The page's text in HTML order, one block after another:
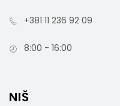
+381 11 236 92 09
8:00 - 16:00
NIŠ